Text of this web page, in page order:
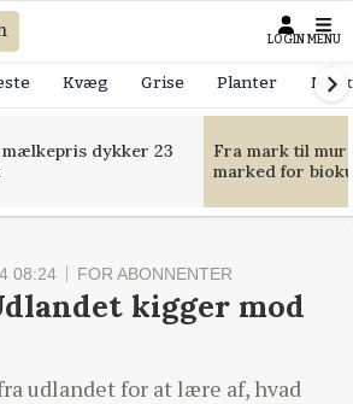
LOGIN MENU
Kvæg Grise Planter
mælkepris dykker 23
Fra mark til
marked for
08:24 FOR ABONNENTER
kigger mod
udlandet for at lære af, hvad